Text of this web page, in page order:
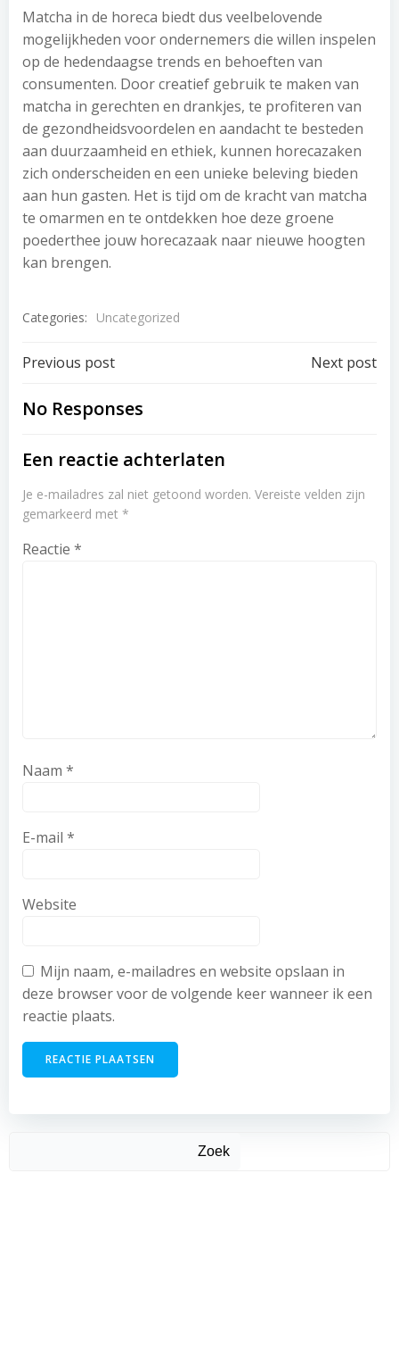
Matcha in de horeca biedt dus veelbelovende
mogelijkheden voor ondernemers die willen inspelen
op de hedendaagse trends en behoeften van
consumenten. Door creatief gebruik te maken van
matcha in gerechten en drankjes, te profiteren van
de gezondheidsvoordelen en aandacht te besteden
aan duurzaamheid en ethiek, kunnen horecazaken
zich onderscheiden en een unieke beleving bieden
aan hun gasten. Het is tijd om de kracht van matcha
te omarmen en te ontdekken hoe deze groene
poederthee jouw horecazaak naar nieuwe hoogten
kan brengen.
Categories: Uncategorized
Post
navigation
Previous post Next post
No Responses
Een reactie achterlaten
Je e-mailadres zal niet getoond worden. Vereiste velden zijn
gemarkeerd met *
Reactie *
Naam *
E-mail *
Website
Mijn naam, e-mailadres en website opslaan in
deze browser voor de volgende keer wanneer ik een
reactie plaats.
Zoek